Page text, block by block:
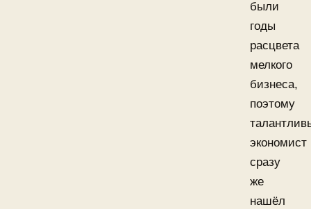
были
годы
расцвета
мелкого
бизнеса,
поэтому
экономист
сразу
же
нашёл